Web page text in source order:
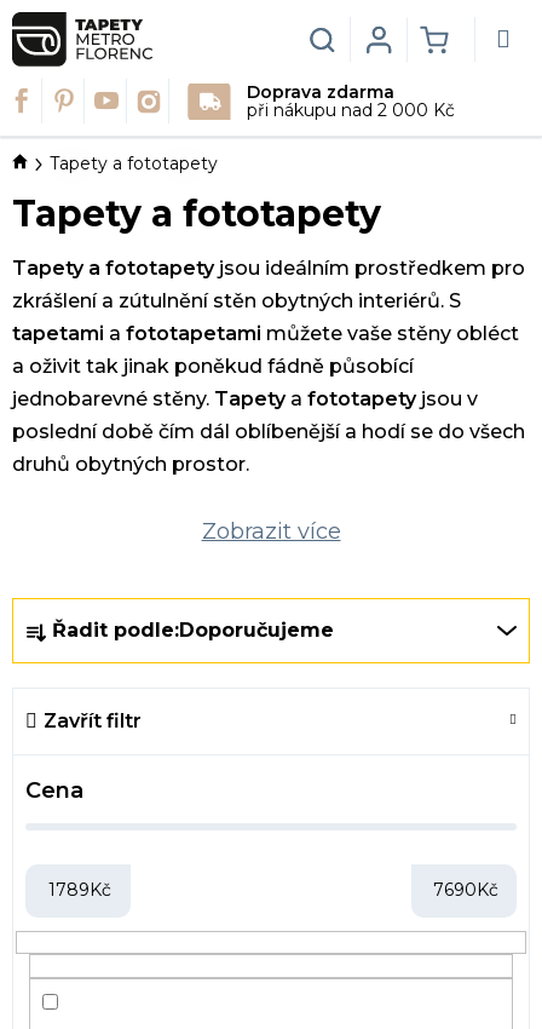
Přejít
na
obsah
Doprava zdarma
při nákupu nad 2 000 Kč
Hledat
KOŠÍK
Login
DomůTapety a fototapety
Tapety a fototapety
Tapety a fototapetyjsou ideálním prostředkem pro
zkrášlení a zútulnění stěn obytných interiérů. S
tapetami a fototapetami můžete vaše stěny obléct
a oživit tak jinak poněkud fádně působící
jednobarevné stěny. Tapetya fototapetyjsou v
poslední době čím dál oblíbenější a hodí se do všech
druhů obytných prostor.
Zobrazit více
a
z
e
n
p
o
u
k
Řadit podle:Doporučujeme
Zavřít filtr
Cena
1789 Kč 7690 Kč